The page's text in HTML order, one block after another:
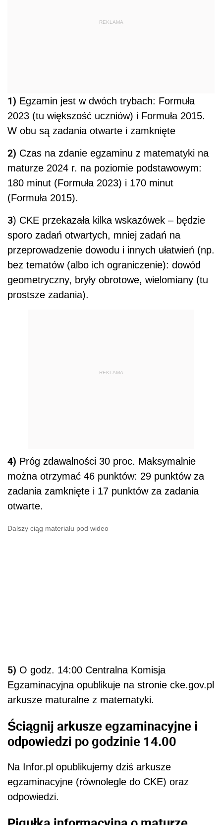
REKLAMA
1) Egzamin jest w dwóch trybach: Formuła
2023 (tu większość uczniów) i Formuła 2015.
W obu są zadania otwarte i zamknięte
2) Czas na zdanie egzaminu z matematyki na
maturze 2024 r. na poziomie podstawowym:
180 minut (Formuła 2023) i 170 minut
(Formuła 2015).
3) CKE przekazała kilka wskazówek – będzie
sporo zadań otwartych, mniej zadań na
przeprowadzenie dowodu i innych ułatwień (np.
bez tematów (albo ich ograniczenie): dowód
geometryczny, bryły obrotowe, wielomiany (tu
prostsze zadania).
REKLAMA
4) Próg zdawalności 30 proc. Maksymalnie
można otrzymać 46 punktów: 29 punktów za
zadania zamknięte i 17 punktów za zadania
otwarte.
Dalszy ciąg materiału pod wideo
5) O godz. 14:00 Centralna Komisja
Egzaminacyjna opublikuje na stronie cke.gov.pl
arkusze maturalne z matematyki.
Ściągnij arkusze egzaminacyjne i
odpowiedzi po godzinie 14.00
Na Infor.pl opublikujemy dziś arkusze
egzaminacyjne (równolegle do CKE) oraz
odpowiedzi.